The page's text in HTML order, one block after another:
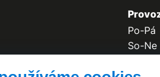
Po-Pá
So-Ne